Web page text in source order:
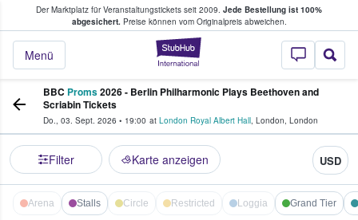
Der Marktplatz für Veranstaltungstickets seit 2009. Jede Bestellung ist 100%
abgesichert.Preise können vom Originalpreis abweichen.
StubHub - Wo
Menü
Tickets kaufen & verkaufen
BBC Proms2026 - Berlin Philharmonic Plays Beethoven and
Scriabin Tickets
Do., 03. Sept. 2026 • 19:00 at London Royal Albert Hall, London, London
Filter Karte anzeigen USD
Arena Stalls Circle Restricted Loggia Grand Tier